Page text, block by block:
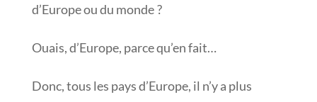
d’Europe ou du monde ?
Ouais, d’Europe, parce qu’en fait…
Donc, tous les pays d’Europe, il n’y a plus